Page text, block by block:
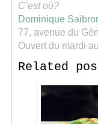
C’est où?
Dominique
77, avenue du
Ouvert du mardi
Related